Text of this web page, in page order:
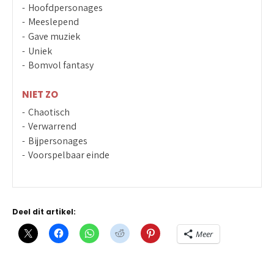
Hoofdpersonages
Meeslepend
Gave muziek
Uniek
Bomvol fantasy
NIET ZO
Chaotisch
Verwarrend
Bijpersonages
Voorspelbaar einde
Deel dit artikel:
Meer